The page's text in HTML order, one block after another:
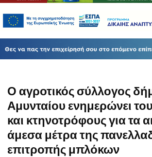
Ο αγροτικός σύλλογος
Αμυνταίου ενημερώνει
και κτηνοτρόφους για τα
άμεσα μέτρα της
επιτροπής μπλόκων